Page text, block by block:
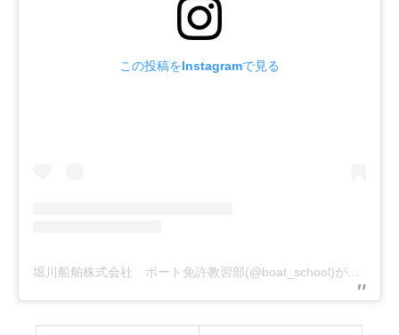
この投稿をInstagramで見る
堀川船舶株式会社 ボート免許教習部(@boat_school)がシェアした投稿